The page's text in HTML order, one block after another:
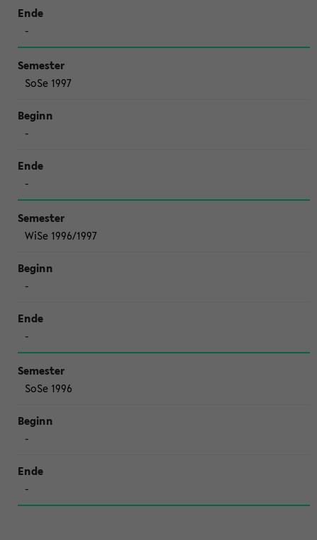
-
SoSe 1997
-
-
WiSe 1996/1997
-
-
SoSe 1996
-
-